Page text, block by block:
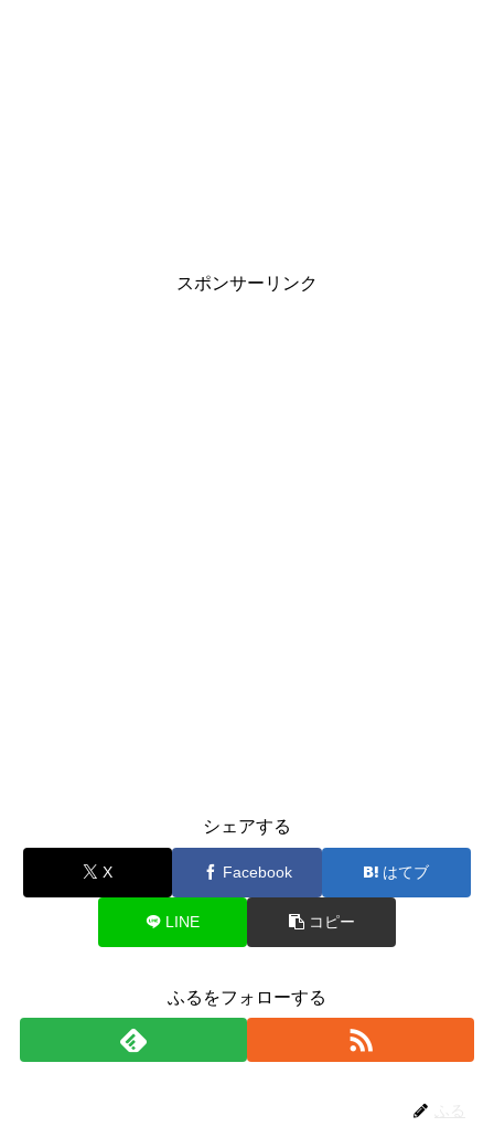
スポンサーリンク
シェアする
X Facebook はてブ
LINE コピー
ふるをフォローする